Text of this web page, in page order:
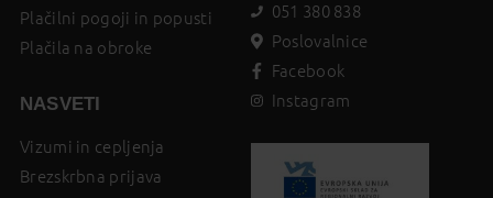
Plačilni pogoji in popusti
Plačila na obroke
NASVETI
Vizumi in cepljenja
Brezskrbna prijava
051 380 838
Poslovalnice
Facebook
Instagram